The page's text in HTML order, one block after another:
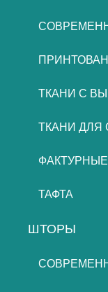
ТКАНИ С
ТКАНИ ДЛЯ
ТАФТА
ШТОРЫ